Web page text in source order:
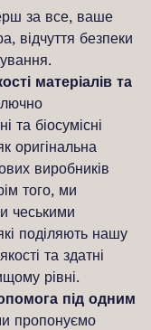
за все, ваше
відчуття безпеки
матеріалів та
та біосумісні
оригінальна
виробників
того, ми
чеськими
поділяють нашу
та здатні
рівні.
під одним
пропонуємо